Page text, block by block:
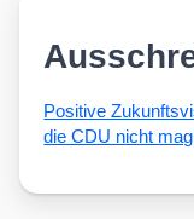
Posi­ti­ve
die CDU nicht